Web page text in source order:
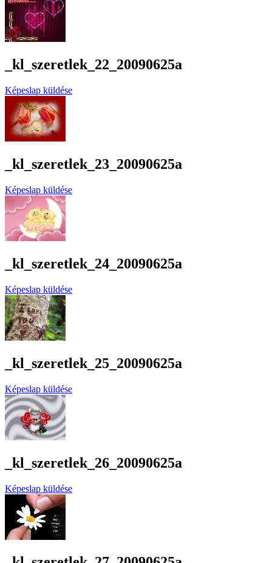
_kl_szeretlek_22_20090625a
Képeslap küldése
_kl_szeretlek_23_20090625a
Képeslap küldése
_kl_szeretlek_24_20090625a
Képeslap küldése
_kl_szeretlek_25_20090625a
Képeslap küldése
_kl_szeretlek_26_20090625a
Képeslap küldése